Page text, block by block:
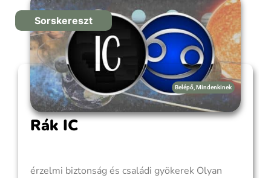
Sorskereszt
Belépő Mindenkinek
Rák IC
érzelmi biztonság és családi gyökerek Olyan